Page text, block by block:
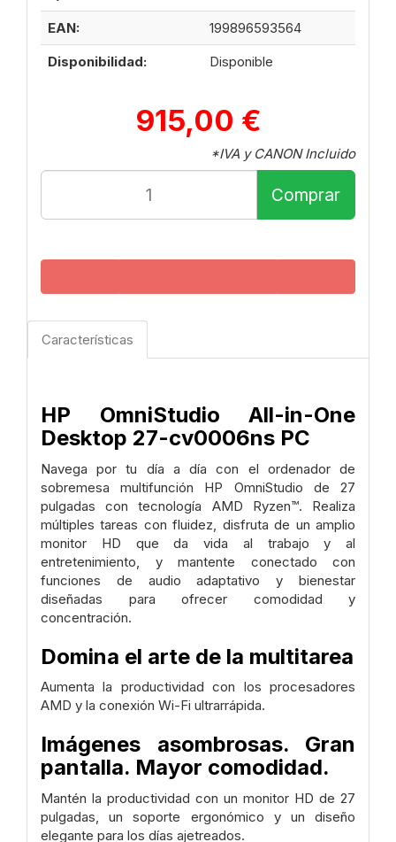
EAN:
199896593564
Disponibilidad:
Disponible
915,00 €
*IVA y CANON Incluido
Comprar
Características
HP OmniStudio All-in-One
Desktop 27-cv0006ns PC
Navega por tu día a día con el ordenador de
sobremesa multifunción HP OmniStudio de 27
pulgadas con tecnología AMD Ryzen™. Realiza
múltiples tareas con fluidez, disfruta de un amplio
monitor HD que da vida al trabajo y al
entretenimiento, y mantente conectado con
funciones de audio adaptativo y bienestar
diseñadas para ofrecer comodidad y
concentración.
Domina el arte de la multitarea
Aumenta la productividad con los procesadores
AMD y la conexión Wi-Fi ultrarrápida.
Imágenes asombrosas. Gran
pantalla. Mayor comodidad.
Mantén la productividad con un monitor HD de 27
pulgadas, un soporte ergonómico y un diseño
elegante para los días ajetreados.